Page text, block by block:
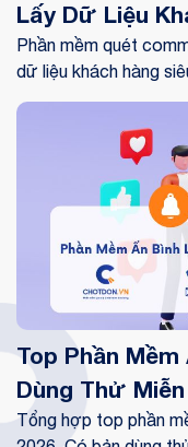
Lấy Dữ Liệu
Sót
Phần mềm quét
dữ liệu khách hàng
nào, tối ưu hóa
Top Phần
Dùng Thử
Tổng hợp top phần